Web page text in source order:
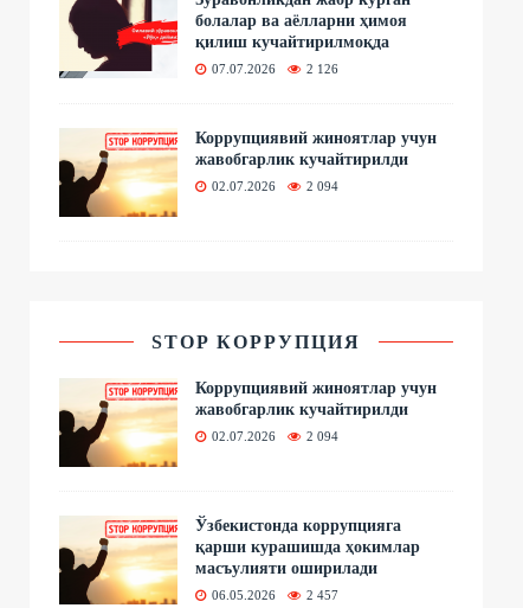
болалар ва аёлларни ҳимоя
қилиш кучайтирилмоқда
07.07.2026 2 126
Коррупциявий жиноятлар учун
жавобгарлик кучайтирилди
02.07.2026 2 094
STOP КОРРУПЦИЯ
Коррупциявий жиноятлар учун
жавобгарлик кучайтирилди
02.07.2026 2 094
Ўзбекистонда коррупцияга
қарши курашишда ҳокимлар
масъулияти оширилади
06.05.2026 2 457